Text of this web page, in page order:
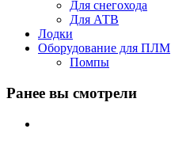
Для снегохода
Для АТВ
Лодки
Оборудование для ПЛМ
Помпы
Ранее вы смотрели